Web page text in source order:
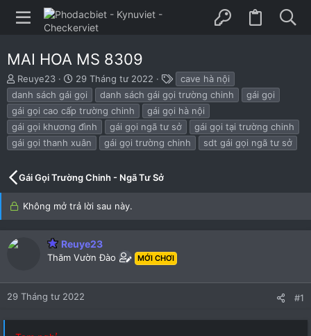
MAI HOA MS 8309
B
ắ
t
đ
ầ
u
Reuye23
N
g
à
y
b
ắ
t
ầ
29 Tháng tư 2022
h
ẻ
cave hà nội
danh sách gái gọi
danh sách gái gọi trường chinh
gái gọi
gái gọi cao cấp trường chinh
gái gọi hà nội
gái gọi khương đình
gái gọi ngã tư sở
gái gọi tại trường chinh
gái gọi thanh xuân
gái gọi trường chinh sdt gái gọi ngã tư sở
Gái Gọi Trường Chinh - Ngã Tư Sở
Không mở trả lời sau này.
Reuye23
Thăm Vườn Đào MỚI CHƠI
29 Tháng tư 2022 #1